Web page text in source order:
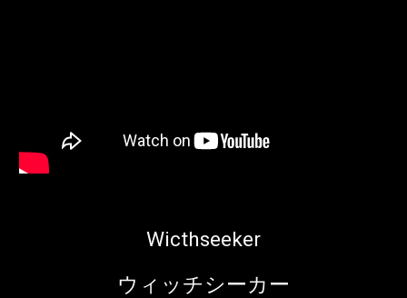
Wicthseeker
ウィッチシーカー